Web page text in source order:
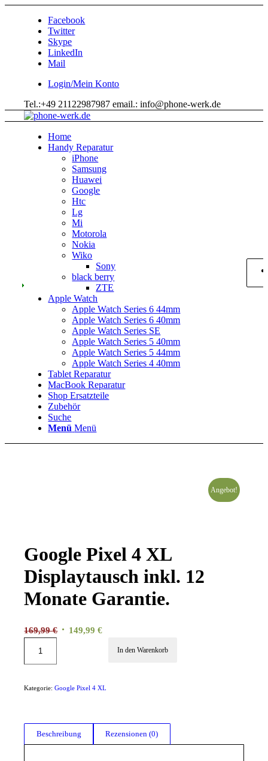
Facebook
Twitter
Skype
LinkedIn
Mail
Login/Mein Konto
Tel.:+49 21122987987 email.: info@phone-werk.de
Home
Handy Reparatur
iPhone
Samsung
Huawei
Google
Htc
Lg
Mi
Motorola
Nokia
Wiko
Sony
black berry
ZTE
Apple Watch
Apple Watch Series 6 44mm
Apple Watch Series 6 40mm
Apple Watch Series SE
Apple Watch Series 5 40mm
Apple Watch Series 5 44mm
Apple Watch Series 4 40mm
Tablet Reparatur
MacBook Reparatur
Shop Ersatzteile
Zubehör
Suche
Menü Menü
Angebot!
Google Pixel 4 XL
Displaytausch inkl. 12
Monate Garantie.
169,99€ Ursprünglicher
149,99€Aktueller
In den Warenkorb
Kategorie:Google Pixel 4 XL
Beschreibung Rezensionen (0)